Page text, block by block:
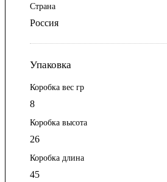
Страна
Россия
Упаковка
Коробка вес гр
8
Коробка высота
26
Коробка длина
45